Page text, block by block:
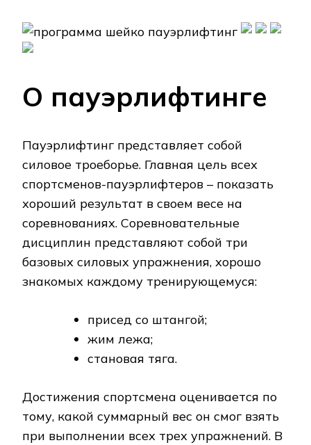
О пауэрлифтинге
Пауэрлифтинг представляет собой
силовое троеборье. Главная цель всех
спортсменов-пауэрлифтеров – показать
хороший результат в своем весе на
соревнованиях. Соревновательные
дисциплин представляют собой три
базовых силовых упражнения, хорошо
знакомых каждому тренирующемуся:
присед со штангой;
жим лежа;
становая тяга.
Достижения спортсмена оценивается по
тому, какой суммарный вес он смог взять
при выполнении всех трех упражнений. В